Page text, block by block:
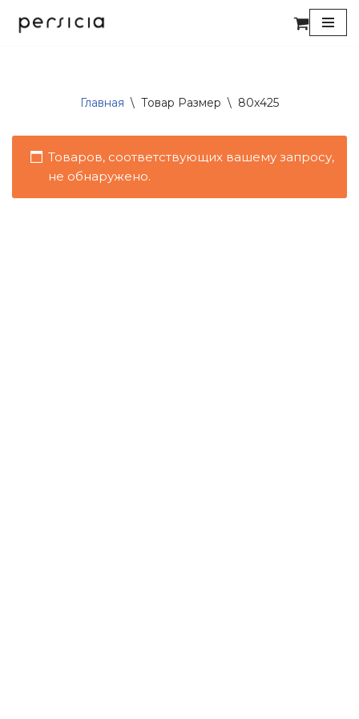
Главная \ Товар Размер \ 80x425
Товаров, соответствующих вашему запросу,
не обнаружено.